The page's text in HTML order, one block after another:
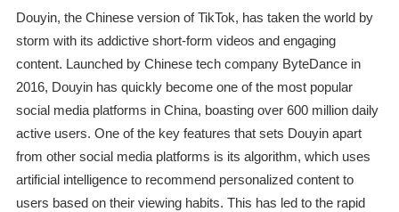
Douyin, the Chinese version of TikTok, has taken the world by
storm with its addictive short-form videos and engaging
content. Launched by Chinese tech company ByteDance in
2016, Douyin has quickly become one of the most popular
social media platforms in China, boasting over 600 million daily
active users. One of the key features that sets Douyin apart
from other social media platforms is its algorithm, which uses
artificial intelligence to recommend personalized content to
users based on their viewing habits. This has led to the rapid